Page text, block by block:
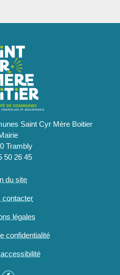
Saint Cyr Mère Boitier
Trambly
50 26 45
du site
contacter
légales
confidentialité